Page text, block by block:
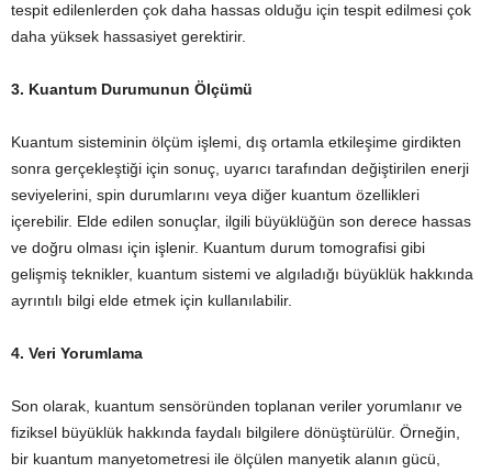
tespit edilenlerden çok daha hassas olduğu için tespit edilmesi çok
daha yüksek hassasiyet gerektirir.
3. Kuantum Durumunun Ölçümü
Kuantum sisteminin ölçüm işlemi, dış ortamla etkileşime girdikten
sonra gerçekleştiği için sonuç, uyarıcı tarafından değiştirilen enerji
seviyelerini, spin durumlarını veya diğer kuantum özellikleri
içerebilir. Elde edilen sonuçlar, ilgili büyüklüğün son derece hassas
ve doğru olması için işlenir. Kuantum durum tomografisi gibi
gelişmiş teknikler, kuantum sistemi ve algıladığı büyüklük hakkında
ayrıntılı bilgi elde etmek için kullanılabilir.
4. Veri Yorumlama
Son olarak, kuantum sensöründen toplanan veriler yorumlanır ve
fiziksel büyüklük hakkında faydalı bilgilere dönüştürülür. Örneğin,
bir kuantum manyetometresi ile ölçülen manyetik alanın gücü,